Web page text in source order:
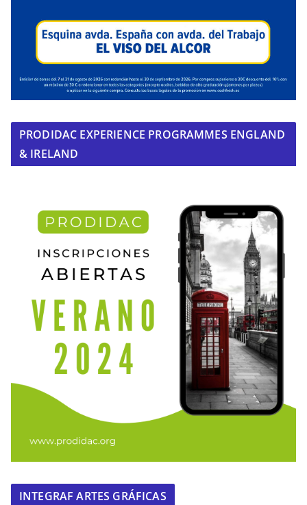
PRODIDAC EXPERIENCE PROGRAMMES ENGLAND
& IRELAND
INTEGRAF ARTES GRÁFICAS